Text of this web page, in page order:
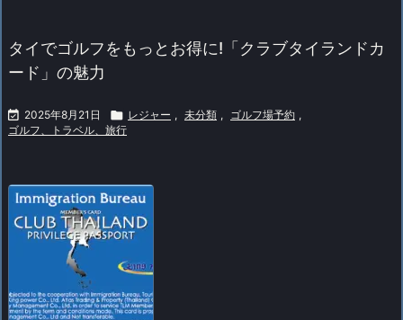
タイでゴルフをもっとお得に!「クラブタイランドカ
ード」の魅力
 2025年8月21日  レジャー , 未分類 , ゴルフ場予約 ,
ゴルフ、トラベル、旅行